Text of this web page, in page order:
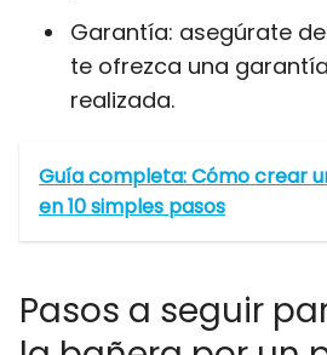
Garantía: asegúrate
te ofrezca una
realizada.
Guía completa: Cómo crear
en 10 simples pasos
Pasos a seguir